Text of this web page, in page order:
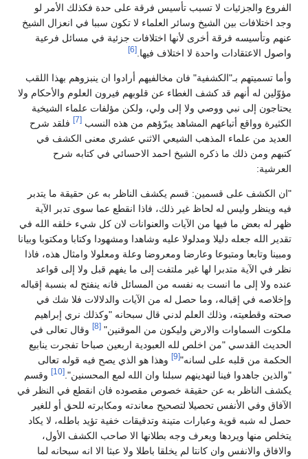
الفروع والجزئيات لا تسبب تأسيس فرقة على حدة فكذلك الأمر لو
وجد اختلافات بين الشيخ وسائر العلماء لا تكون سببا في انعزال الشيخ
عنهم وتأسيسه فرقة أخرى لأنها اختلافات جزئية في مسائل فرعية
واصول الاعتقادات واحدة لا اختلاف فيها. [6]
وأما تسميتهم بـ"الكشفية" فان مخالفيهم أرادوا ان ينبزوهم بهذا اللقب
مؤوّلين له أنهم قد كشف الغطاء عن قلوبهم فيرون العلوم والأحكام ولا
يحتاجون إلى نبي ووصي ولا إلى ولي، ولكن مؤلفات علماء الشيخية
الكثيرة وواقع أتباعهم المشاهد يبرّؤهم من هذه النسب [7]
فلقد شرح
العديد من علماء المذهب الشيعي الاثني عشري معنى الكشف في
كتبهم ومن ذلك ما ذكره الشيخ احمد الاحسائي في كتابه شرح
العرشية:
"ان الكشف على قسمين: قسم يكشف الناظر به عن حقيقة ما يتدبر
فيه وينظر وليس له لحاظ غير ذلك، فاذا انقطع عما سوى تدبر الآية
ظهر له بعض ما فيها من الآيات والعنوانات لان كل شيء خلقه الله في
تقدير الله جعله دليلا ومدلولا عليه وشاهدا ومشهودا وكتابا ومكتوبا وبيانا
ومبينا وتابعا ومتبوعا وعارضا ومعروضا وعلة ومعلولا وامثال هذه، فاذا
نظر في الآية متدبرا لها غير ملتفت إلى ما يفهم قبل ولا إلى قواعد
عنده ولا إلى ما انست به نفسه من المسائل فانه ينفتح له بنسبة إقباله
وإخلاصه في إقباله، وما حصل له من الآيات والدلالات فلا شك في
صحته وقطعيته، وذلك العلم لدني قال سبحانه "وكذلك نري إبراهيم
ملكوت السماوات والارض وليكون من الموقنين" [8]
وقال تعالى في
الحديث القدسي "من اخلص لله العبودية اربعين صباحا تفجرت ينابيع
الحكمة من قلبه على لسانه"[9]
وهذا هو الذي يصح فيه قوله تعالى
"والذين جاهدوا فينا لنهدينهم سبلنا وان الله لمع المحسنين". [10]
وقسم
يكشف الناظر به عن حقيقة خصوص مقصوده فان انقطع في النظر في
الآفاق وفي الأنفس تحصيلا لتصحيح معاندته ومكابرته للحق أو للغير
حصل له شبه قوية وعبارات متينة وتدقيقات خفية تؤيد باطله، لا يكاد
يتخلص منها ويردها ويعرف وجه بطلانها الا صاحب الكشف الأول،
والافاق والانفس وان كانتا لم يخلقا باطلا ولا عبثا الا انه سبحانه لما